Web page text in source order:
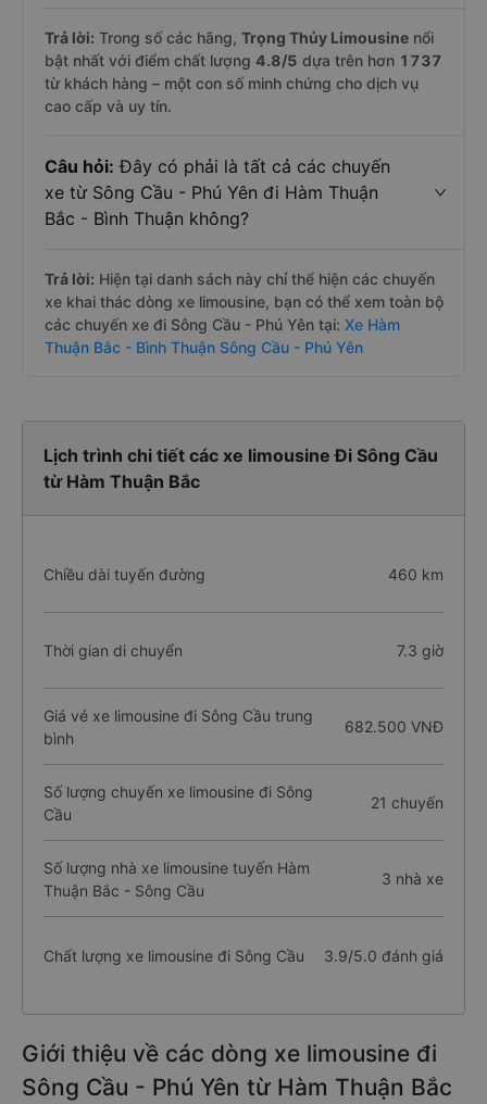
Trả lời: Trong số các hãng, Trọng Thủy Limousine nổi
bật nhất với điểm chất lượng 4.8/5 dựa trên hơn 1737
từ khách hàng – một con số minh chứng cho dịch vụ
cao cấp và uy tín.
Câu hỏi: Đây có phải là tất cả các chuyến
xe từ Sông Cầu - Phú Yên đi Hàm Thuận
Bắc - Bình Thuận không?
Trả lời: Hiện tại danh sách này chỉ thể hiện các chuyến
xe khai thác dòng xe limousine, bạn có thể xem toàn bộ
các chuyến xe đi Sông Cầu - Phú Yên tại: Xe Hàm
Thuận Bắc - Bình Thuận Sông Cầu - Phú Yên
Lịch trình chi tiết các xe limousine Đi Sông Cầu
từ Hàm Thuận Bắc
Chiều dài tuyến đường 460 km
Thời gian di chuyển 7.3 giờ
Giá vé xe limousine đi Sông Cầu trung
bình
682.500 VNĐ
Số lượng chuyến xe limousine đi Sông
Cầu
21 chuyến
Số lượng nhà xe limousine tuyến Hàm
Thuận Bắc - Sông Cầu
3 nhà xe
Chất lượng xe limousine đi Sông Cầu 3.9/5.0 đánh giá
Giới thiệu về các dòng xe limousine đi
Sông Cầu - Phú Yên từ Hàm Thuận Bắc